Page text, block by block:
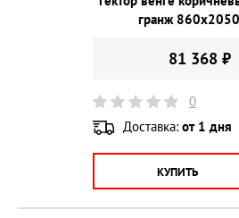
гранж
81 368 ₽
0
Доставка: от 1 дня
КУПИТЬ